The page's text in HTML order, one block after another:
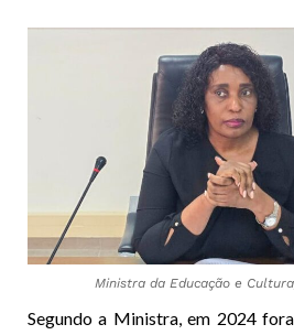
Ministra da Educação e
Segundo a Ministra, em 2024